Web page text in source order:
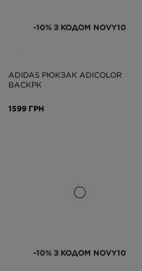
-10% З КОДОМ NOVY10
ADIDAS РЮКЗАК ADICOLOR
BACKPK
1599 ГРН
-10% З КОДОМ NOVY10